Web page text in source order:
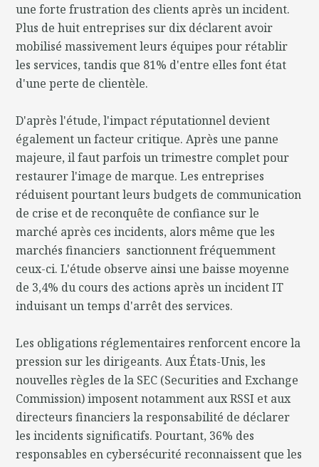
une forte frustration des clients après un incident.
Plus de huit entreprises sur dix déclarent avoir
mobilisé massivement leurs équipes pour rétablir
les services, tandis que 81% d'entre elles font état
d'une perte de clientèle.
D'après l'étude, l'impact réputationnel devient
également un facteur critique. Après une panne
majeure, il faut parfois un trimestre complet pour
restaurer l'image de marque. Les entreprises
réduisent pourtant leurs budgets de communication
de crise et de reconquête de confiance sur le
marché après ces incidents, alors même que les
marchés financiers sanctionnent fréquemment
ceux-ci. L'étude observe ainsi une baisse moyenne
de 3,4% du cours des actions après un incident IT
induisant un temps d'arrêt des services.
Les obligations réglementaires renforcent encore la
pression sur les dirigeants. Aux États-Unis, les
nouvelles règles de la SEC (Securities and Exchange
Commission) imposent notamment aux RSSI et aux
directeurs financiers la responsabilité de déclarer
les incidents significatifs. Pourtant, 36% des
responsables en cybersécurité reconnaissent que les